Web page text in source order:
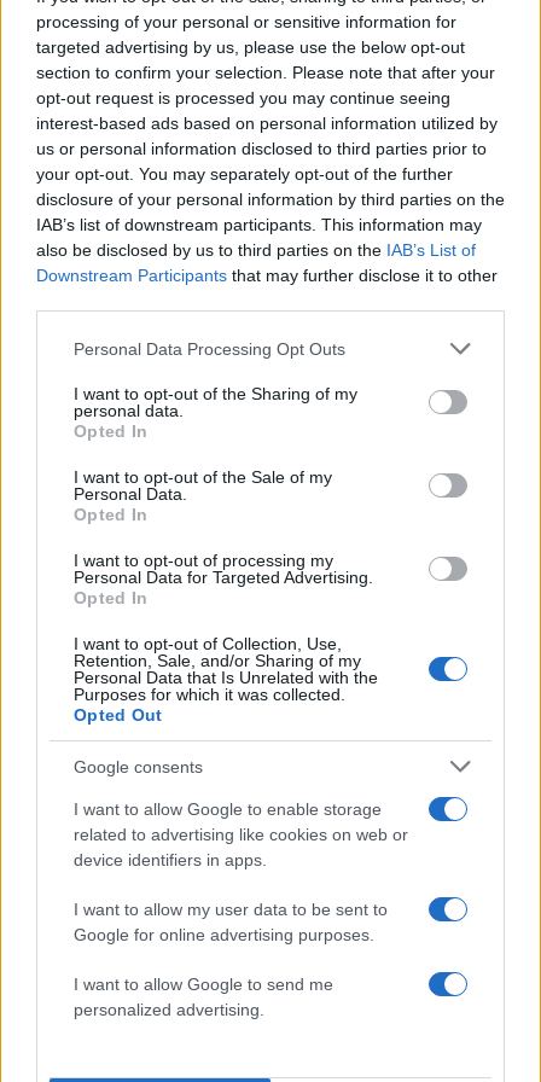
processing of your personal or sensitive information for
targeted advertising by us, please use the below opt-out
section to confirm your selection. Please note that after your
opt-out request is processed you may continue seeing
interest-based ads based on personal information utilized by
us or personal information disclosed to third parties prior to
your opt-out. You may separately opt-out of the further
disclosure of your personal information by third parties on the
IAB’s list of downstream participants. This information may
also be disclosed by us to third parties on the IAB’s List of
Downstream Participants that may further disclose it to other
Please note that this website/app uses one or more Google
not limited to your visit or usage behaviour. You may click to
grant or deny consent to Google and its third-party tags to
use your data for below specified purposes in below Google
consent section.
Personal Data Processing Opt Outs
I want to opt-out of the Sharing of my
personal data.
Opted In
I want to opt-out of the Sale of my
Personal Data.
Opted In
I want to opt-out of processing my
Personal Data for Targeted Advertising.
Opted In
I want to opt-out of Collection, Use,
Retention, Sale, and/or Sharing of my
Personal Data that Is Unrelated with the
Purposes for which it was collected.
Opted Out
Google consents
I want to allow Google to enable storage
related to advertising like cookies on web or
device identifiers in apps.
I want to allow my user data to be sent to
Google for online advertising purposes.
I want to allow Google to send me
personalized advertising.
Ακολουθήστε το Νewsit.gr στοGoogle Newsκαι
ενημερωθείτε πρώτοι για όλη την ειδησεογραφία και τα
τελευταία νέατης ημέρας
Πιο δημοφιλή
1 Κωνσταντίνος Αργυρός και Αλεξάνδρα
Νίκα κάνουν διακοπές με πολυτελές γιοτ
με τα δύο παιδιά τους
Η Άννα Βίσση ξετρελάθηκε με μπάντα που
πρότεινε συνεργασία
Θρήνος για τον Λιονέλ Μέσι – Πέθανε ο
Ελίζαμπεθ Ελέτσι και Νεκτάριος Λεμονίδης
πήγαν στον Άγιο Νεκτάριο Βούλας για να
Τζο Μπάιντεν: «Ο καρκίνος έχει εξαπλωθεί,
είναι πολύ επώδυνο», λέει ο γιος του
Πιο σχολιασμένα
Βγήκαν ξανά τα μαχαίρια στην Ελπίδα
για τη Δημοκρατία: «Καρυστιανού,
Γρατσία και Γαλανός μετέτρεψαν το
κίνημα σε φοβικό αρχηγικό κόμμα»
Απίστευτο κι όμως αληθινό -
Aναστέλλονται τα τακτικά ραντεβού του
αγγειοχειρουργού του νοσοκομείου
Χανίων επειδή κλάπηκε το μηχανάκι του
γιατρού
Σούπερ μάρκετ: Νέες μειώσεις τιμών –
916 προϊόντα στην εθνική πρωτοβουλία,
ανάμεσά τους 130 σχολικά
Από τα διοικητικά της ΑΕΚ στην πολιτική